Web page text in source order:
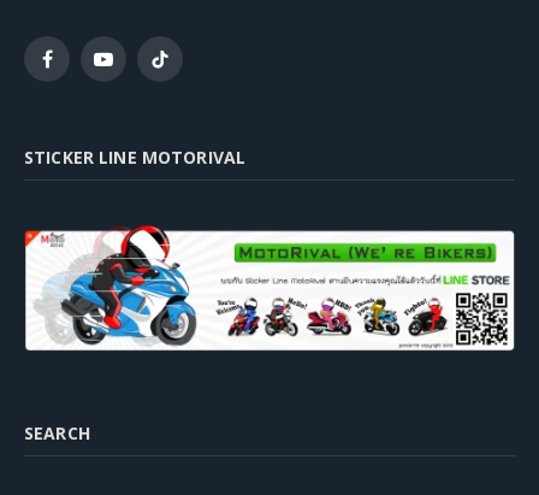
FacebookYouTubeTikTok
STICKER LINE MOTORIVAL
SEARCH